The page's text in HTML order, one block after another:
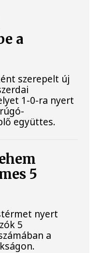
a
szerepelt új
1-0-ra nyert
együttes.
5
nyert
5
a